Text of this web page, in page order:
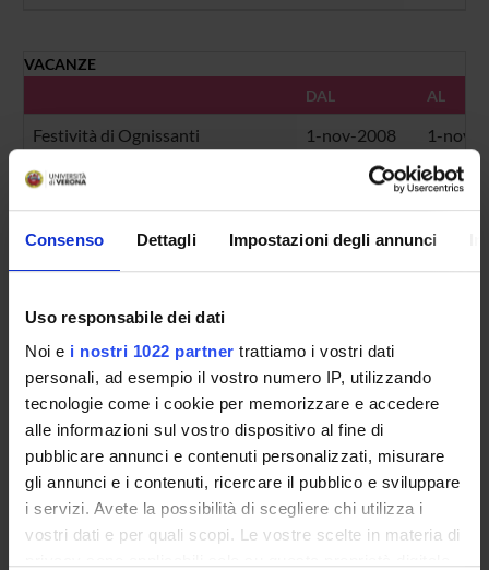
Consenso Dettagli Impostazioni degli annunci
Uso responsabile dei dati
Noi e i nostri 1022 partner trattiamo i vostri dati
personali, ad esempio il vostro numero IP, utilizzando
tecnologie come i cookie per memorizzare e accedere
alle informazioni sul vostro dispositivo al fine di
pubblicare annunci e contenuti personalizzati, misurare
gli annunci e i contenuti, ricercare il pubblico e sviluppare
i servizi. Avete la possibilità di scegliere chi utilizza i
vostri dati e per quali scopi. Le vostre scelte in materia di
VACANZE
DAL
AL
Festività di Ognissanti 1-nov-2008 1-nov-
Festa dell'Immacolata Concezione 8-dic-2008 8-dic-
Festa del Lavoro 1-mag-2009
Santo Patrono - San Zeno 21-mag-2009
Festa della Repubblica 2-giu-2009
Vacanze estive 8-ago-2009 16-